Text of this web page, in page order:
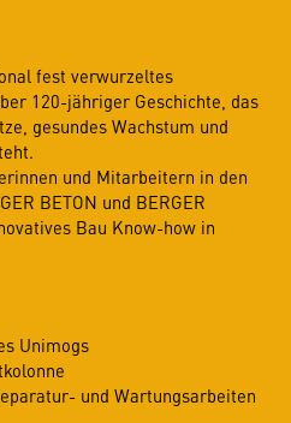
fest verwurzeltes
120-jähriger Geschichte, das
gesundes Wachstum und
und Mitarbeitern in den
BETON und BERGER
Bau Know-how in
Unimogs
und Wartungsarbeiten